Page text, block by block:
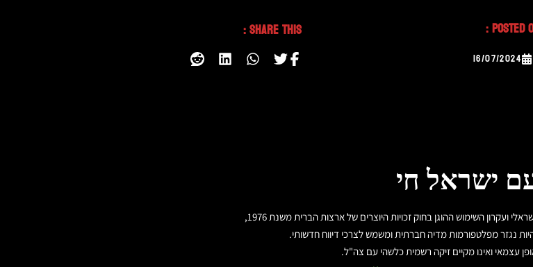
Posted
16/07/2024
Share This :
ישראל חי
נגזר מפלטפורמות מדיה חברתית ומשמש לצרכי דיווח חדשותי.
עצמאי ואינו מקיים זיקה רשמית כלשהי עם צה"ל.